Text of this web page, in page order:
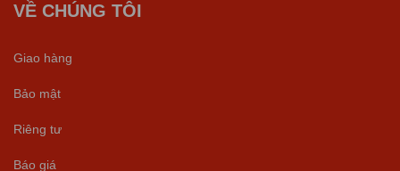
VỀ CHÚNG TÔI
Giao hàng
Bảo mật
Riêng tư
Báo giá